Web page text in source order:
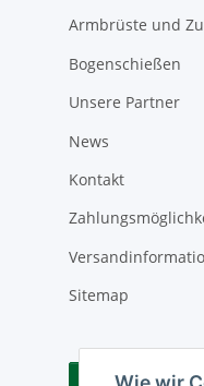
Armbrüste und
Bogenschießen
Unsere Partner
News
Kontakt
Sitemap